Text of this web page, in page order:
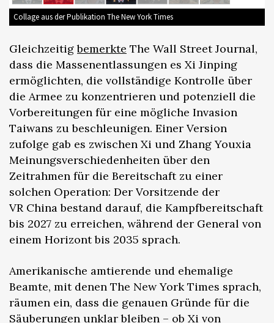
Collage aus der Publikation The New York Times
Gleichzeitigbemerkte The Wall Street Journal,
dass die Massenentlassungen es Xi Jinping
ermöglichten, die vollständige Kontrolle über
die Armee zu konzentrieren und potenziell die
Vorbereitungen für eine mögliche Invasion
Taiwans zu beschleunigen. Einer Version
zufolge gab es zwischen Xi und Zhang Youxia
Meinungsverschiedenheiten über den
Zeitrahmen für die Bereitschaft zu einer
solchen Operation: Der Vorsitzende der
VR China bestand darauf, die Kampfbereitschaft
bis 2027 zu erreichen, während der General von
einem Horizont bis 2035 sprach.
Amerikanische amtierende und ehemalige
Beamte, mit denen The New York Times sprach,
räumen ein, dass die genauen Gründe für die
Säuberungen unklar bleiben – ob Xi von